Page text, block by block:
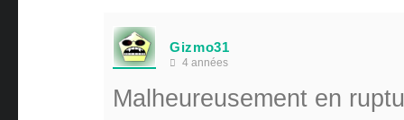
Gizmo31
4 années
Malheureusement en